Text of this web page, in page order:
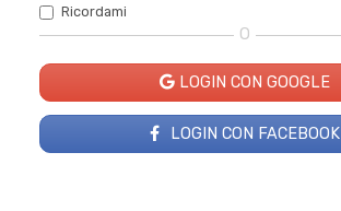
Ricordami
O
LOGIN CON GOOGLE
LOGIN CON FACEBOOK